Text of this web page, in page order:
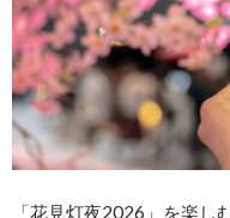
「花見灯夜2026」を楽し